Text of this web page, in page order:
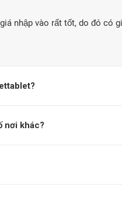
nhập vào rất tốt, do đó có
nơi khác?